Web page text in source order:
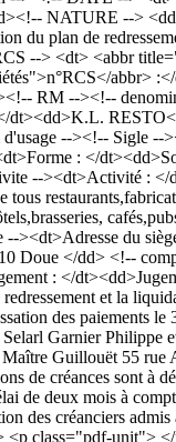
NATURE -->
du plan de
--> <dt> <abbr
abbr>
RM --><!--
dt><dd>K.L.
--><!-- Sigle --
: </
--><dt>Activité : </
tous
--><dt>Adresse du
Doue </dd> <!--
: </
et la
des paiements le
Garnier Philippe
Guillouët 55 rue
de créances sont à
de deux mois à
des créanciers
<p class="pdf-unit">